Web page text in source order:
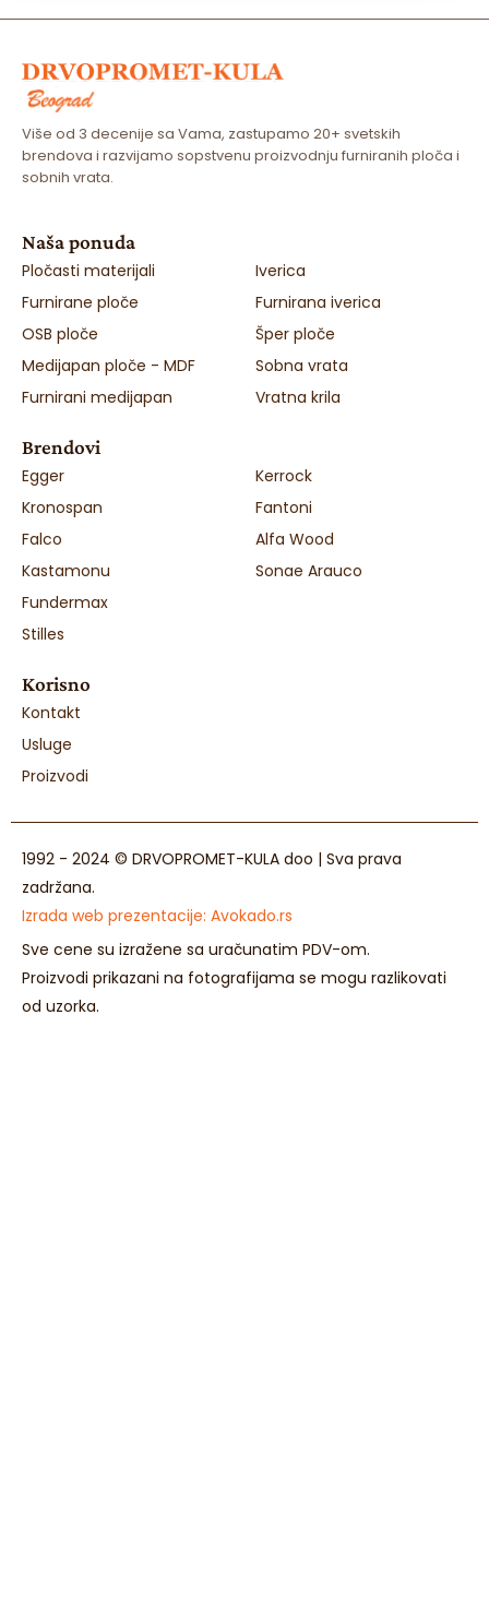
Više od 3 decenije sa Vama, zastupamo 20+ svetskih
brendova i razvijamo sopstvenu proizvodnju furniranih ploča i
sobnih vrata.
Naša ponuda
Pločasti materijali
Furnirane ploče
OSB ploče
Medijapan ploče - MDF
Furnirani medijapan
Iverica
Furnirana iverica
Šper ploče
Sobna vrata
Vratna krila
Brendovi
Egger
Kronospan
Falco
Kastamonu
Fundermax
Stilles
Kerrock
Fantoni
Alfa Wood
Sonae Arauco
Korisno
Kontakt
Usluge
Proizvodi
1992 - 2024 © DRVOPROMET-KULA doo | Sva prava
zadržana.
Izrada web prezentacije: Avokado.rs
Sve cene su izražene sa uračunatim PDV-om.
Proizvodi prikazani na fotografijama se mogu razlikovati
od uzorka.